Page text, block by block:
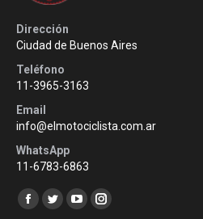
Dirección
Ciudad de Buenos Aires
Teléfono
11-3965-3163
Email
info@elmotociclista.com.ar
WhatsApp
11-6783-6863
Encuéntranos en:
Facebook
TwitterYouTubeInstagram